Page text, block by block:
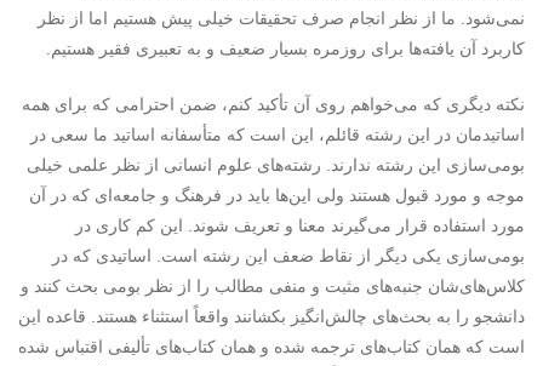
نمی‌شود. ما از نظر انجام صرف تحقیقات خیلی پیش هستیم اما از نظر
کاربرد آن یافته‌ها برای روزمره بسیار ضعیف و به تعبیری فقیر هستیم.
نکته دیگری که می‌خواهم روی آن تأکید کنم، ضمن احترامی که برای همه
اساتیدمان در این رشته قائلم، این است که متأسفانه اساتید ما سعی در
بومی‌سازی این رشته ندارند. رشته‌های علوم انسانی از نظر علمی خیلی
موجه و مورد قبول هستند ولی این‌ها باید در فرهنگ و جامعه‌ای که در آن
مورد استفاده قرار می‌گیرند معنا و تعریف شوند. این کم کاری در
بومی‌سازی یکی دیگر از نقاط ضعف این رشته است. اساتیدی که در
کلاس‌های‌شان جنبه‌های مثبت و منفی مطالب را از نظر بومی بحث کنند و
دانشجو را به بحث‌های چالش‌انگیز بکشانند واقعاً استثناء هستند. قاعده این
است که همان کتاب‌های ترجمه شده و همان کتاب‌های تألیفی اقتباس شده